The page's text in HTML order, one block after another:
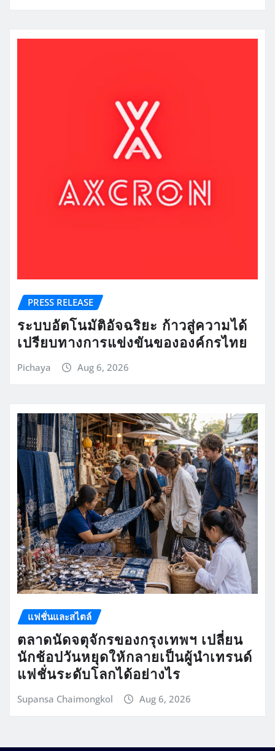
PRESS RELEASE
ระบบอัตโนมัติอัจฉริยะ ก้าวสู่ความได้
เปรียบทางการแข่งขันขององค์กรไทย
Pichaya Aug 6, 2026
แฟชั่นและสไตล์
ตลาดนัดจตุจักรของกรุงเทพฯ เปลี่ยน
นักช้อปวันหยุดให้กลายเป็นผู้นำเทรนด์
แฟชั่นระดับโลกได้อย่างไร
Supansa Chaimongkol Aug 6, 2026